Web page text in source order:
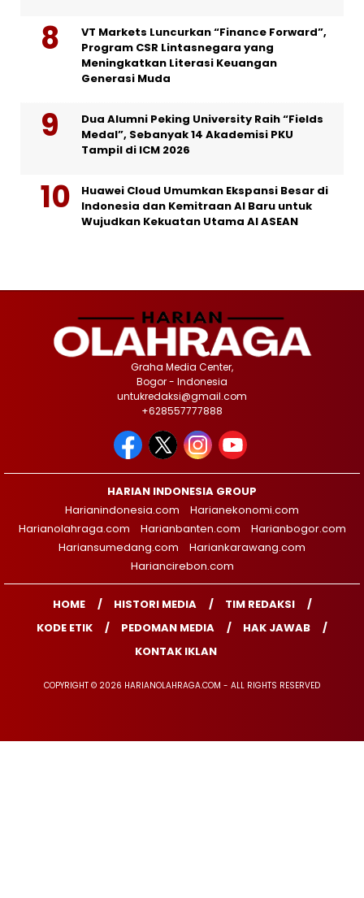
VT Markets Luncurkan “Finance Forward”,
Program CSR Lintasnegara yang
Meningkatkan Literasi Keuangan
Generasi Muda
Dua Alumni Peking University Raih “Fields
Medal”, Sebanyak 14 Akademisi PKU
Tampil di ICM 2026
Huawei Cloud Umumkan Ekspansi Besar di
Indonesia dan Kemitraan AI Baru untuk
Wujudkan Kekuatan Utama AI ASEAN
Graha Media Center,
Bogor - Indonesia
untukredaksi@gmail.com
+628557777888
HARIAN INDONESIA GROUP
Harianindonesia.com
Harianekonomi.com
Harianolahraga.com
Harianbanten.com
Harianbogor.com
Hariansumedang.com
Hariankarawang.com
Hariancirebon.com
HOME HISTORI MEDIA
TIM REDAKSI
KODE ETIK
PEDOMAN MEDIA
HAK JAWAB
KONTAK IKLAN
COPYRIGHT © 2026 HARIANOLAHRAGA.COM - ALL RIGHTS RESERVED